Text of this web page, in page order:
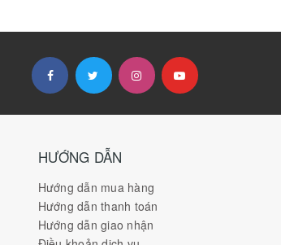
HƯỚNG DẪN
Hướng dẫn mua hàng
Hướng dẫn thanh toán
Hướng dẫn giao nhận